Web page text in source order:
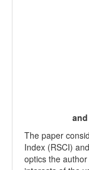
The paper
Index (RSCI)
optics the